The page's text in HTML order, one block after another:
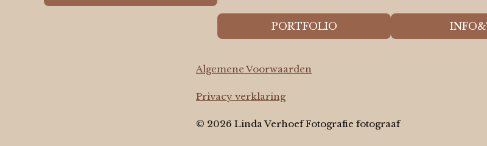
PORTFOLIO
Algemene Voorwaarden
Privacy verklaring
© 2026 Linda Verhoef Fotografie fotograaf